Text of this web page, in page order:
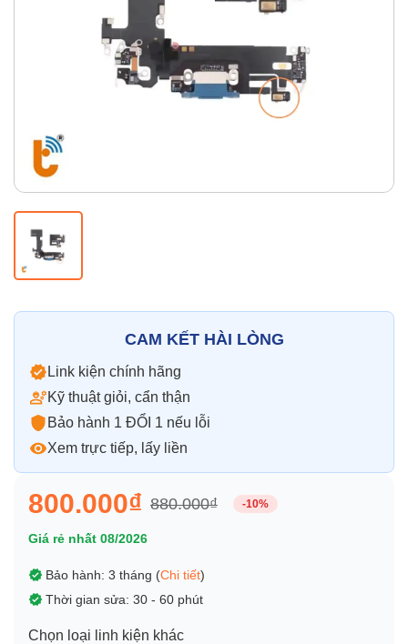
Thay pin
Pin iPhone Pin Samsumg Pin Oppo
CAM KẾT HÀI LÒNG
Link kiện chính hãng
Kỹ thuật giỏi, cẩn thận
Bảo hành 1 ĐỔI 1 nếu lỗi
Xem trực tiếp, lấy liền
800.000₫ 880.000₫ -10%
Giá rẻ nhất 08/2026
Bảo hành: 3 tháng (Chi tiết)
Thời gian sửa: 30 - 60 phút
Chọn loại linh kiện khác